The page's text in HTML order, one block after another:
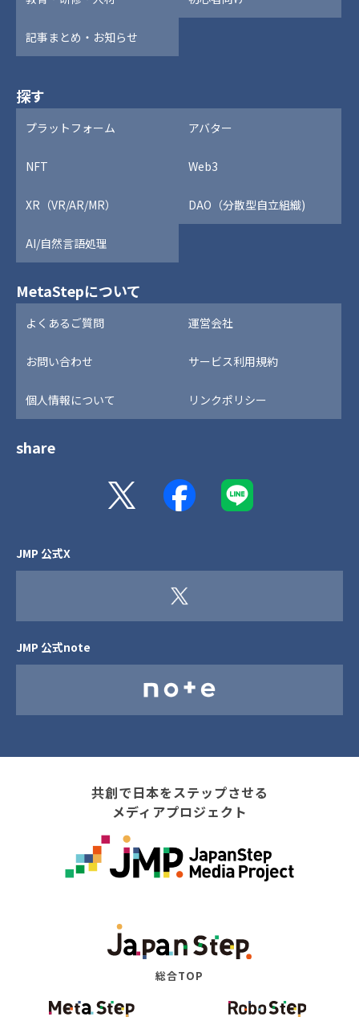
記事まとめ・お知らせ
探す
プラットフォーム アバター
NFT Web3
XR（VR/AR/MR） DAO（分散型自立組織)
AI/自然言語処理
MetaStepについて
よくあるご質問 運営会社
お問い合わせ サービス利用規約
個人情報について リンクポリシー
share
JMP 公式X
JMP 公式note
共創で日本をステップさせる
メディアプロジェクト
総合TOP